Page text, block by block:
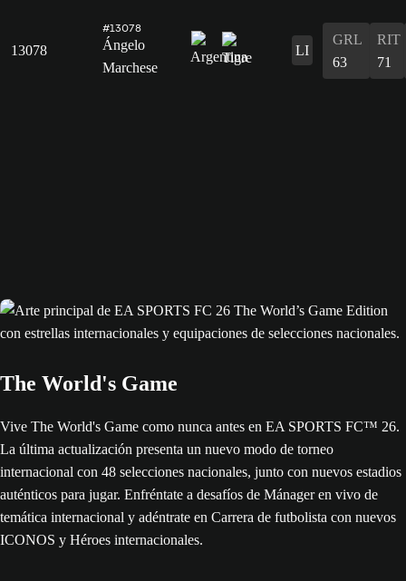
13078
#13078
Ángelo
Marchese
LI
GRL
63
RIT
71
The World's Game
Vive The World's Game como nunca antes en EA SPORTS FC™ 26.
La última actualización presenta un nuevo modo de torneo
internacional con 48 selecciones nacionales, junto con nuevos estadios
auténticos para jugar. Enfréntate a desafíos de Mánager en vivo de
temática internacional y adéntrate en Carrera de futbolista con nuevos
ICONOS y Héroes internacionales.